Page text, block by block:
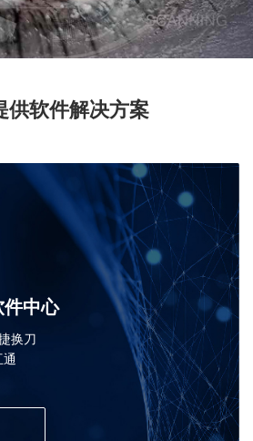
供软件解决方案
件中心
换刀